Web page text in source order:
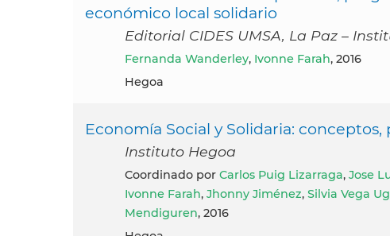
económico local solidario
Editorial CIDES UMSA, La Paz –
Fernanda Wanderley, Ivonne Farah, 2016
Hegoa
Economía Social y Solidaria:
Instituto Hegoa
Coordinado por Carlos Puig Lizarraga, Jose
Ivonne Farah, Jhonny Jiménez, Silvia Vega
Mendiguren, 2016